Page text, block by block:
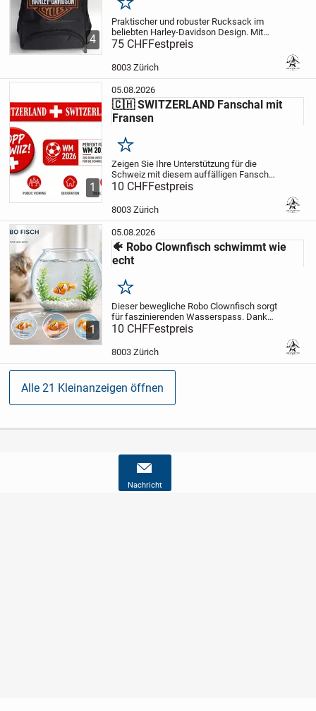
Nachricht
4
Merken
Praktischer und robuster Rucksack im
beliebten Harley-Davidson Design. Mit
seinem grosszügigen Stauraum und den
mehreren Fächern ist er der ideale
Begleiter für Alltag, Arbeit, Reisen und
Freizeit.✔...
75 CHFFestpreis
8003 Zürich
1
05.08.2026
🇨🇭 SWITZERLAND Fanschal mit
Fransen
Merken
Zeigen Sie Ihre Unterstützung für die
Schweiz mit diesem auffälligen Fanschal
im klassischen Rot-Weiss Design. Der
Schal überzeugt mit dem markanten
SWITZERLAND Schriftzug und den
Schweizer Kreuzen...
10 CHFFestpreis
8003 Zürich
1
05.08.2026
🐠 Robo Clownfisch schwimmt wie
echt
Merken
Dieser bewegliche Robo Clownfisch sorgt
für faszinierenden Wasserspass. Dank
seiner realistischen
Schwimmbewegungen gleitet er
selbstständig durchs Wasser und
10 CHFFestpreis
8003 Zürich
Alle 21 Kleinanzeigen öffnen